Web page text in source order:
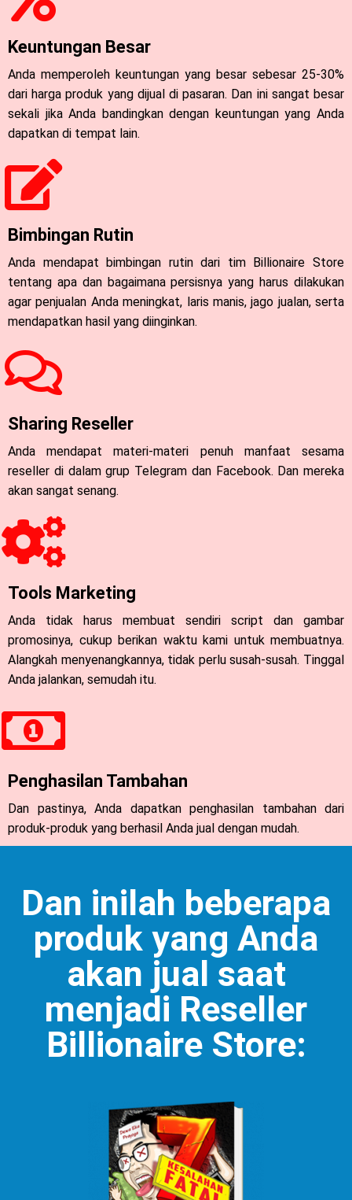
Keuntungan Besar
Anda memperoleh keuntungan yang besar sebesar 25-30%
dari harga produk yang dijual di pasaran. Dan ini sangat besar
sekali jika Anda bandingkan dengan keuntungan yang Anda
dapatkan di tempat lain.
Bimbingan Rutin
Anda mendapat bimbingan rutin dari tim Billionaire Store
tentang apa dan bagaimana persisnya yang harus dilakukan
agar penjualan Anda meningkat, laris manis, jago jualan, serta
mendapatkan hasil yang diinginkan.
Sharing Reseller
Anda mendapat materi-materi penuh manfaat sesama
reseller di dalam grup Telegram dan Facebook. Dan mereka
akan sangat senang.
Tools Marketing
Anda tidak harus membuat sendiri script dan gambar
promosinya, cukup berikan waktu kami untuk membuatnya.
Alangkah menyenangkannya, tidak perlu susah-susah. Tinggal
Anda jalankan, semudah itu.
Penghasilan Tambahan
Dan pastinya, Anda dapatkan penghasilan tambahan dari
produk-produk yang berhasil Anda jual dengan mudah.
Dan inilah beberapa
produk yang Anda
akan jual saat
menjadi Reseller
Billionaire Store: